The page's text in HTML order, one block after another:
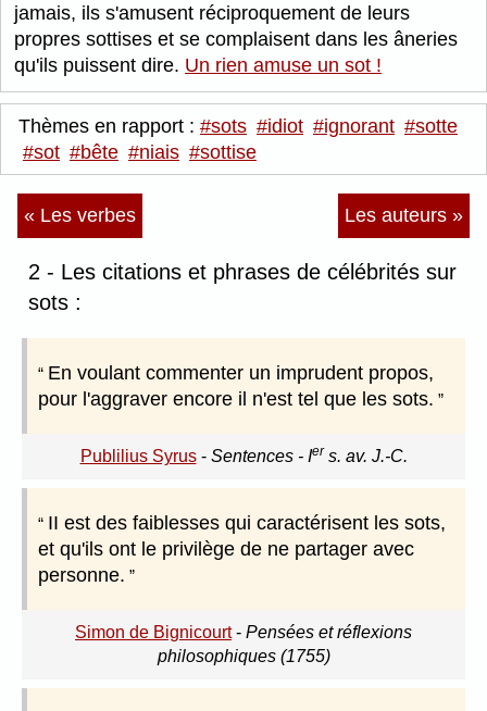
jamais, ils s'amusent réciproquement de leurs
propres sottises et se complaisent dans les âneries
qu'ils puissent dire. Un rien amuse un sot !
Thèmes en rapport : #sots #idiot #ignorant #sotte
#sot #bête #niais #sottise
« Les verbes Les auteurs »
2 - Les citations et phrases de célébrités sur
sots :
En voulant commenter un imprudent propos,
pour l'aggraver encore il n'est tel que les sots.
Publilius Syrus- Sentences - Ier s. av. J.-C.
II est des faiblesses qui caractérisent les sots,
et qu'ils ont le privilège de ne partager avec
personne.
Simon de Bignicourt- Pensées et réflexions
philosophiques (1755)